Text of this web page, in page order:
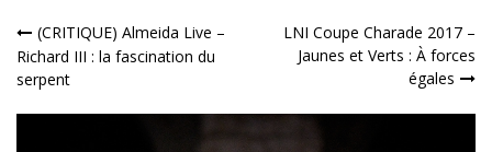
Navigation
de
l’article
(CRITIQUE) Almeida Live –
Richard III : la fascination du
serpent
LNI Coupe Charade 2017 –
Jaunes et Verts : À forces
égales